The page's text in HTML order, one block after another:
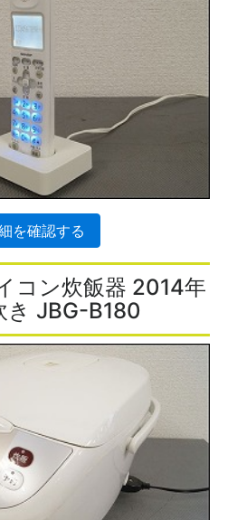
を確認する
コン炊飯器 2014年
き JBG-B180